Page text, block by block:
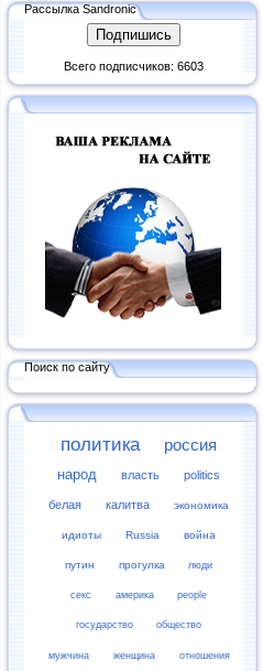
Рассылка Sandronic
Всего подписчиков: 6603
Поиск по сайту
политика россия
народ власть politics
белая калитва экономика
идиоты Russia война
путин прогулка люди
секс америка people
государство общество
мужчина женщина отношения